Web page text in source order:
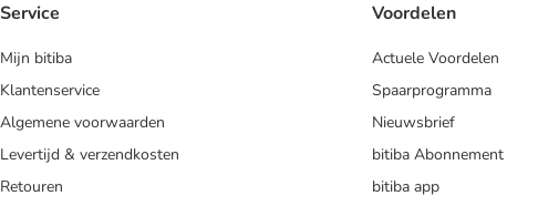
Service
Mijn bitiba
Klantenservice
Algemene voorwaarden
Levertijd & verzendkosten
Retouren
Voordelen
Actuele Voordelen
Spaarprogramma
Nieuwsbrief
bitiba Abonnement
bitiba app